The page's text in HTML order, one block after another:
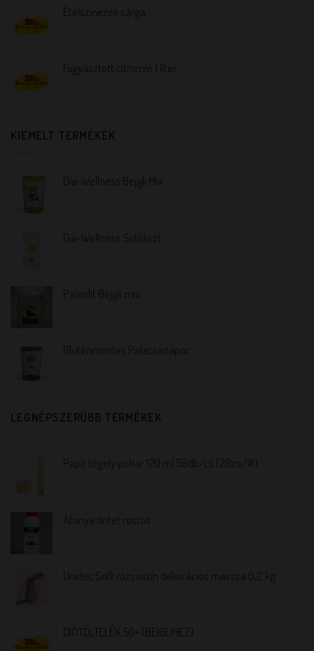
Ételszínezék sárga
Fagyasztott citromlé 1 liter
KIEMELT TERMÉKEK
Dia-Wellness Bejgli Mix
Dia-Wellness Sütőliszt
Paleolit Bejgli mix
Gluténmentes Palacsintapor
LEGNÉPSZERŰBB TERMÉKEK
Papír tégely pohár 170 ml 56db/cs (28cs/#)
Áfonya öntet rostos
Unidec Soft rózsaszín dekorációs massza 0,2 kg
DIÓTÖLTELÉK 50+ (BEIGLIHEZ)